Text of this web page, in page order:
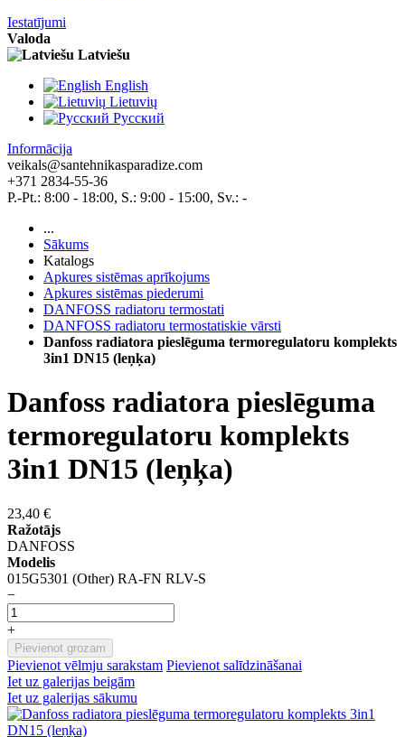
Iestatījumi
Valoda
Latviešu
English
Lietuvių
Pусский
Informācija
veikals@santehnikasparadize.com
+371 2834-55-36
P.-Pt.: 8:00 - 18:00, S.: 9:00 - 15:00, Sv.: -
...
Sākums
Katalogs
Apkures sistēmas aprīkojums
Apkures sistēmas piederumi
DANFOSS radiatoru termostati
DANFOSS radiatoru termostatiskie vārsti
Danfoss radiatora pieslēguma termoregulatoru komplekts
3in1 DN15 (leņķa)
Danfoss radiatora pieslēguma
termoregulatoru komplekts
3in1 DN15 (leņķa)
23,40 €
Ražotājs
DANFOSS
Modelis
015G5301 (Other) RA-FN RLV-S
−
+
Pievienot grozam
Pievienot vēlmju sarakstam Pievienot salīdzināšanai
Iet uz galerijas beigām
Iet uz galerijas sākumu